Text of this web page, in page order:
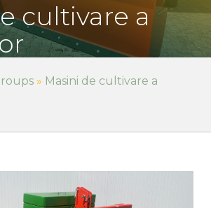
cultivare a
» Masini de cultivare a